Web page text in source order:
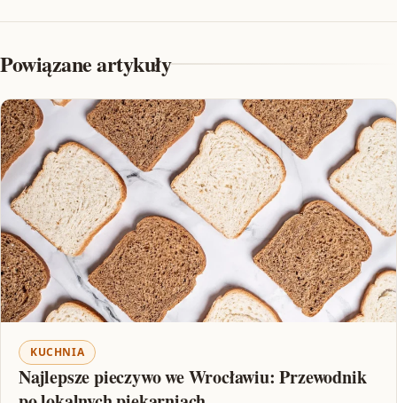
Powiązane artykuły
KUCHNIA
Najlepsze pieczywo we Wrocławiu: Przewodnik